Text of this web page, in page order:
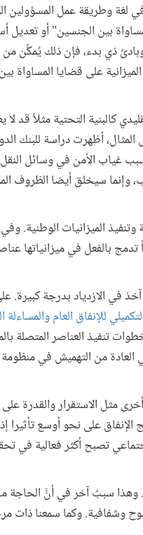
لغة وطريقة عمل المسؤولين
بين الجنسين" أو تعديل
ذي بدء، فإن ذلك يُمكِّن من
على قضايا المساواة
التحتية مثلاً قد لا
المثال، أظهرت دراسة للبنك
الأمن في وسائل النقل
وإنما سيخلق أيضا الظروف
أوليا يتعلق بالنوع الاجتماعي في ميزانياتها. واليوم يوجد نحو 80 بلداً
في الازدياد بدرجة كبيرة.
للإنفاق العام والمساءلة
تنفيذ العناصر المتصلة
العادة من التهميش في منظومة
مثل الاستقرار والقدرة على
على نحو أوسع تأثيرا
تصبح أكثر فعالية في
وهذا سببٌ آخر في أنَّ الحاجة
وشفافية. وكما سمعنا ذات